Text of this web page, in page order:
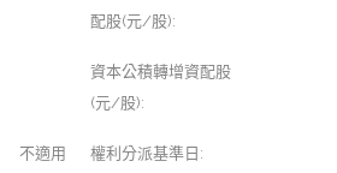
配股(元/股):
資本公積轉增資配股
(元/股):
不適用 權利分派基準日: